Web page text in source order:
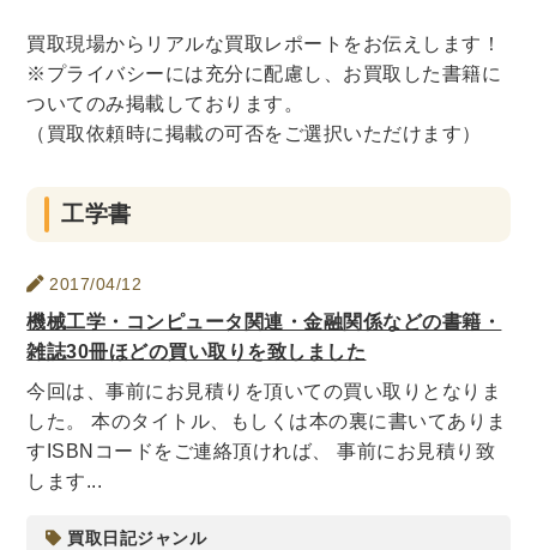
女性学 政治 法律学
環境・エコロジー
社会学
福祉 ・NGO・NPO
軍事・外交・国際関係
歴史書・地理
経済書・経営書・ビジネス書
ビジネス書
マーケティング・セールス
マネジメント・人材管理・リーダーシップ
経営学
経済学・経済事情
経理・アカウンティング
金融・ファイナンス・投資
アート・建築・デザイン・音楽
買取現場からリアルな買取レポートをお伝えします！
※プライバシーには充分に配慮し、お買取した書籍に
ついてのみ掲載しております。
（買取依頼時に掲載の可否をご選択いただけます）
工学書
2017/04/12
機械工学・コンピュータ関連・金融関係などの書籍・
雑誌30冊ほどの買い取りを致しました
今回は、事前にお見積りを頂いての買い取りとなりま
した。 本のタイトル、もしくは本の裏に書いてありま
すISBNコードをご連絡頂ければ、 事前にお見積り致
します...
買取日記ジャンル